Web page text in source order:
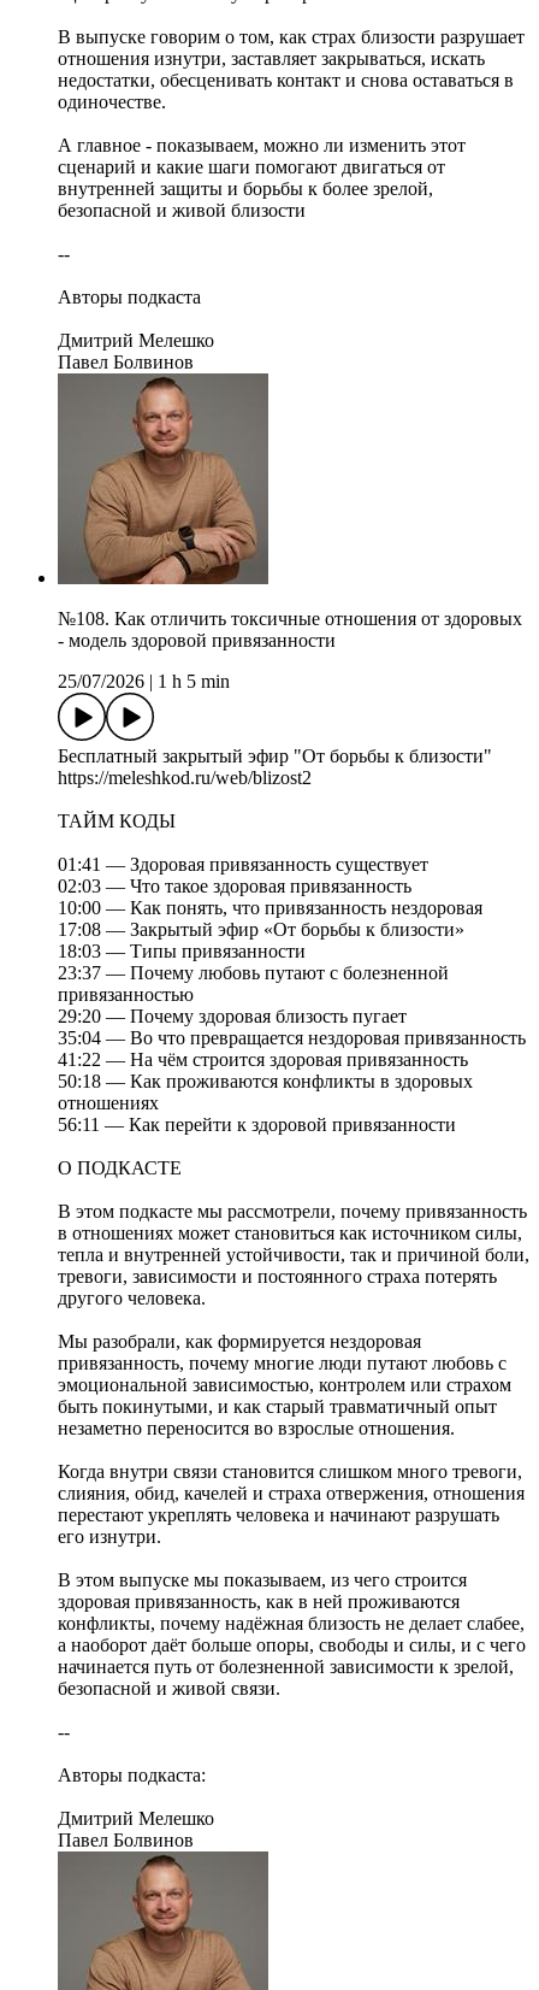
В выпуске говорим о том, как страх близости разрушает
отношения изнутри, заставляет закрываться, искать
недостатки, обесценивать контакт и снова оставаться в
одиночестве.
А главное - показываем, можно ли изменить этот
сценарий и какие шаги помогают двигаться от
внутренней защиты и борьбы к более зрелой,
безопасной и живой близости
--
Авторы подкаста
Дмитрий Мелешко
Павел Болвинов
№108. Как отличить токсичные отношения от здоровых
- модель здоровой привязанности
25/07/2026
1 h 5 min
Бесплатный закрытый эфир "От борьбы к близости"
https://meleshkod.ru/web/blizost2
ТАЙМ КОДЫ
01:41 — Здоровая привязанность существует
02:03 — Что такое здоровая привязанность
10:00 — Как понять, что привязанность нездоровая
17:08 — Закрытый эфир «От борьбы к близости»
18:03 — Типы привязанности
23:37 — Почему любовь путают с болезненной
привязанностью
29:20 — Почему здоровая близость пугает
35:04 — Во что превращается нездоровая привязанность
41:22 — На чём строится здоровая привязанность
50:18 — Как проживаются конфликты в здоровых
отношениях
56:11 — Как перейти к здоровой привязанности
О ПОДКАСТЕ
В этом подкасте мы рассмотрели, почему привязанность
в отношениях может становиться как источником силы,
тепла и внутренней устойчивости, так и причиной боли,
тревоги, зависимости и постоянного страха потерять
другого человека.
Мы разобрали, как формируется нездоровая
привязанность, почему многие люди путают любовь с
эмоциональной зависимостью, контролем или страхом
быть покинутыми, и как старый травматичный опыт
незаметно переносится во взрослые отношения.
Когда внутри связи становится слишком много тревоги,
слияния, обид, качелей и страха отвержения, отношения
перестают укреплять человека и начинают разрушать
его изнутри.
В этом выпуске мы показываем, из чего строится
здоровая привязанность, как в ней проживаются
конфликты, почему надёжная близость не делает слабее,
а наоборот даёт больше опоры, свободы и силы, и с чего
начинается путь от болезненной зависимости к зрелой,
безопасной и живой связи.
--
Авторы подкаста:
Дмитрий Мелешко
Павел Болвинов